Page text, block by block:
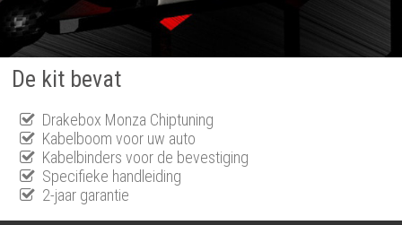
De kit bevat
Drakebox Monza Chiptuning
Kabelboom voor uw auto
Kabelbinders voor de bevestiging
Specifieke handleiding
2-jaar garantie